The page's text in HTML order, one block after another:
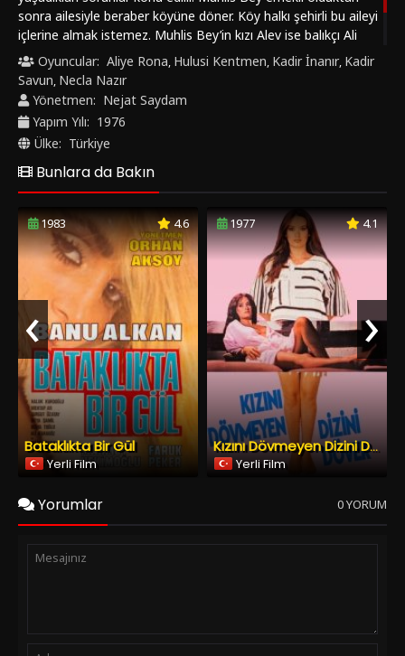
1983 4.6
Bataklıkta Bir Gül
Yerli Film
1977
Yerli Film
‹
Yorumlar 0 YORUM
Tüm Hakları Saklıdır